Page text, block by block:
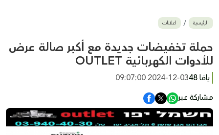
بيع وشراء
أخبار القدس
وفيات
المزيد
ارسل خبر
الرئيسية اعلانات
حملة تخفيضات جديدة مع أكبر صالة عرض
للأدوات الكهربائية OUTLET
يافا 48
2024-12-03 09:07:00
مشاركة عبر